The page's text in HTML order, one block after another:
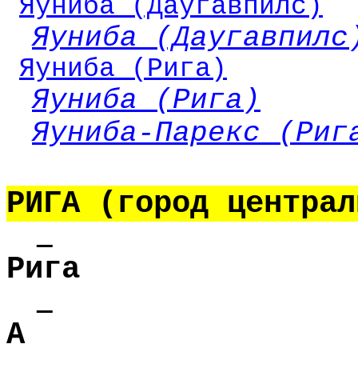
Яуниба (Даугавпилс)
Яуниба
Яуниба (Рига)
Яуниба (Рига)
Яуниба-Парекс
РИГА (город
Рига
А